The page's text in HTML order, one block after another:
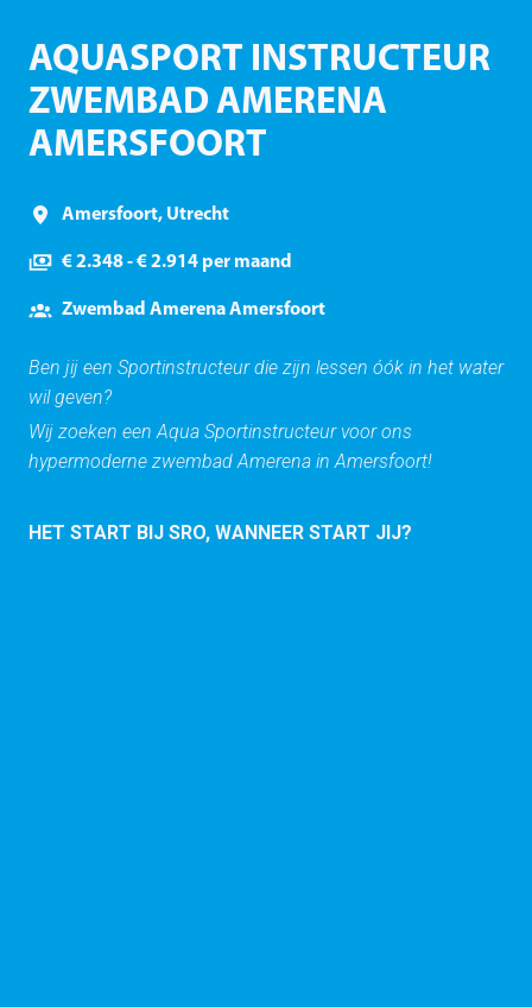
AQUASPORT INSTRUCTEUR
ZWEMBAD AMERENA
AMERSFOORT
Amersfoort, Utrecht
€ 2.348 - € 2.914 per maand
Zwembad Amerena Amersfoort
Ben jij een Sportinstructeur die zijn lessen óók in het water
wil geven?
Wij zoeken een Aqua Sportinstructeur voor ons
hypermoderne zwembad Amerena in Amersfoort!
HET START BIJ SRO, WANNEER START JIJ?